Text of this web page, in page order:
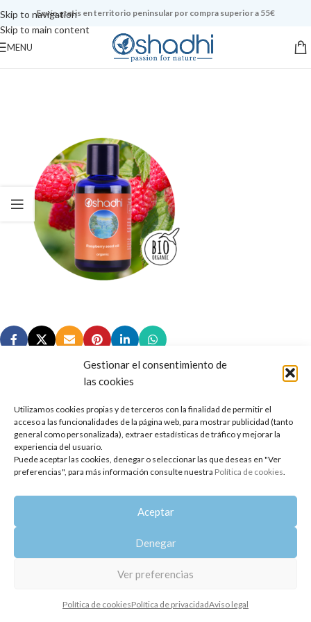
Gestionar el consentimiento de
las cookies
Utilizamos cookies propias y de terceros con la finalidad de permitir el
acceso a las funcionalidades de la página web, para mostrar publicidad (tanto
general como personalizada), extraer estadísticas de tráfico y mejorar la
experiencia del usuario.
Puede aceptar las cookies, denegar o seleccionar las que deseas en "Ver
preferencias", para más información consulte nuestra Política de cookies.
Aceptar
Denegar
Ver preferencias
Política de cookiesPolítica de privacidadAviso legal
Skip to navigation
Skip to main content
Envío gratis en territorio peninsular por compra superior a 55€
MENU
Copyright 2014-2025 Oshadhi España
Todos los derechos reservados.
Política de privacidad | Aviso legal | Política de cookies